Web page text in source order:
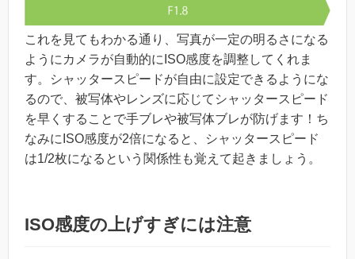
これを見てもわかる通り、写真が一定の明るさになる
ようにカメラが自動的にISO感度を調整してくれま
す。シャッタースピードが自由に設定できるようにな
るので、被写体やレンズに応じてシャッタースピード
を早くすることで手ブレや被写体ブレが防げます！ち
なみにISO感度が2倍になると、シャッタースピード
は1/2枚になるという関係性も覚えて起きましょう。
ISO感度の上げすぎには注意